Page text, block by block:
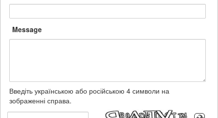
Message
Введіть українською або російською 4 символи на
зображенні справа.